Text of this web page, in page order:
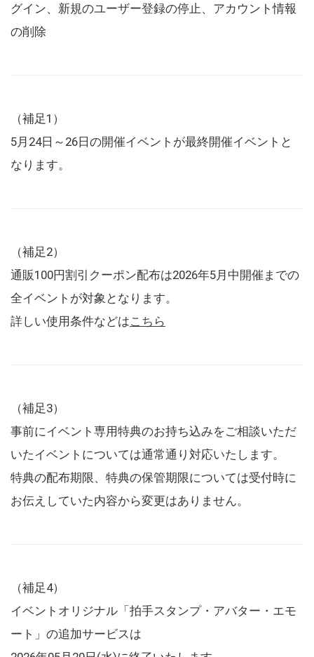
グイン、新規のユーザー登録の停止、アカウント情報
の削除
（補足1）
5月24日～26日の開催イベントが最終開催イベントと
なります。
（補足2）
通販100円割引クーポン配布は2026年5月中開催までの
全イベントが対象となります。
詳しい使用条件などはこちら
（補足3）
事前にイベント専用特典のお持ち込みをご相談いただ
いたイベントについては通常通り対応いたします。
特典の配布期限、特典の保管期限については受付時に
お伝えしていた内容から変更はありません。
（補足4）
イベントオリジナル「拍手スタンプ・アバター・エモ
ート」の追加サービスは